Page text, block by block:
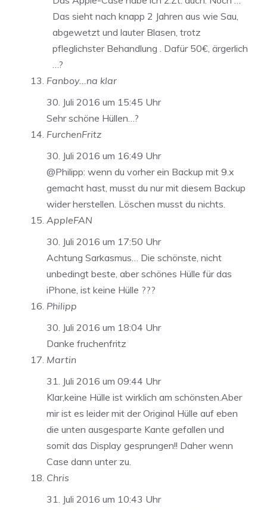
Das sieht nach knapp 2 Jahren aus wie Sau,
abgewetzt und lauter Blasen, trotz
pfleglichster Behandlung . Dafür 50€, ärgerlich
…?
Fanboy...na klar
30. Juli 2016 um 15:45 Uhr
Sehr schöne Hüllen…?
FurchenFritz
30. Juli 2016 um 16:49 Uhr
@Philipp: wenn du vorher ein Backup mit 9.x
gemacht hast, musst du nur mit diesem Backup
wider herstellen. Löschen musst du nichts.
AppleFAN
30. Juli 2016 um 17:50 Uhr
Achtung Sarkasmus… Die schönste, nicht
unbedingt beste, aber schönes Hülle für das
iPhone, ist keine Hülle ???
Philipp
30. Juli 2016 um 18:04 Uhr
Danke fruchenfritz
Martin
31. Juli 2016 um 09:44 Uhr
Klar,keine Hülle ist wirklich am schönsten.Aber
mir ist es leider mit der Original Hülle auf eben
die unten ausgesparte Kante gefallen und
somit das Display gesprungen!! Daher wenn
Case dann unter zu.
Chris
31. Juli 2016 um 10:43 Uhr